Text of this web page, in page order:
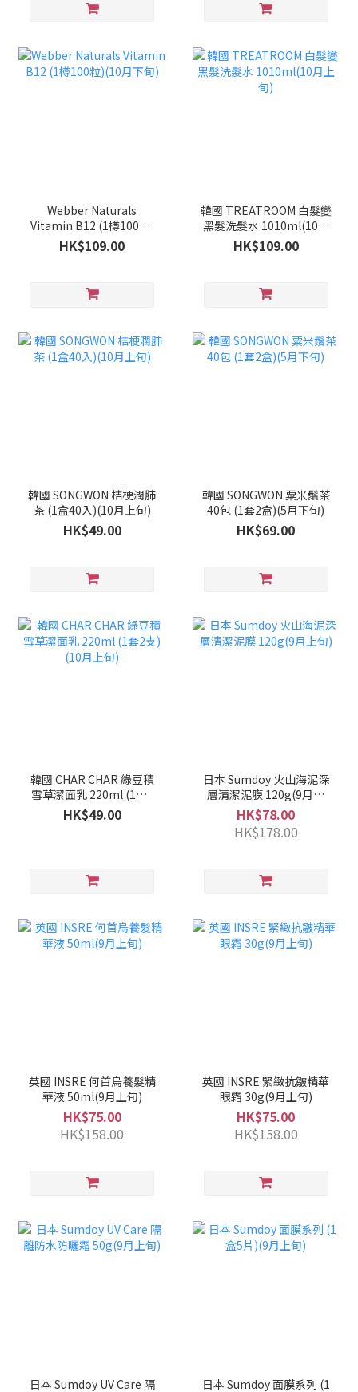
Webber Naturals
Vitamin B12 (1樽100粒)
(10月下旬)
HK$109.00
韓國 TREATROOM 白髮變
黑髮洗髮水 1010ml(10月
上旬)
HK$109.00
韓國 SONGWON 桔梗潤肺
茶 (1盒40入)(10月上旬)
HK$49.00
韓國 SONGWON 粟米鬚茶
40包 (1套2盒)(5月下旬)
HK$69.00
韓國 CHAR CHAR 綠豆積
雪草潔面乳 220ml (1套2
支)(10月上旬)
HK$49.00
日本 Sumdoy 火山海泥深
層清潔泥膜 120g(9月上
旬)
HK$78.00
HK$178.00
英國 INSRE 何首烏養髮精
華液 50ml(9月上旬)
HK$75.00
HK$158.00
英國 INSRE 緊緻抗皺精華
眼霜 30g(9月上旬)
HK$75.00
HK$158.00
日本 Sumdoy UV Care 隔
日本 Sumdoy 面膜系列 (1